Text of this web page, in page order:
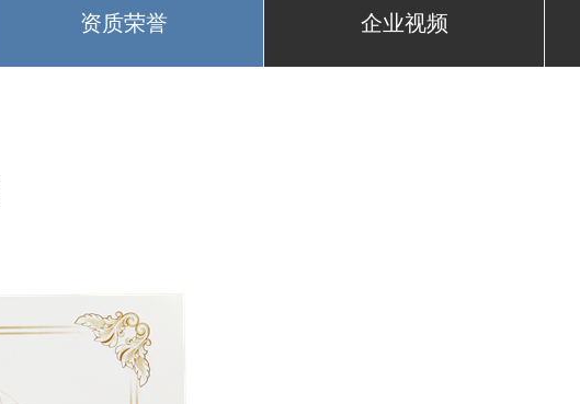
资质荣誉 企业视频